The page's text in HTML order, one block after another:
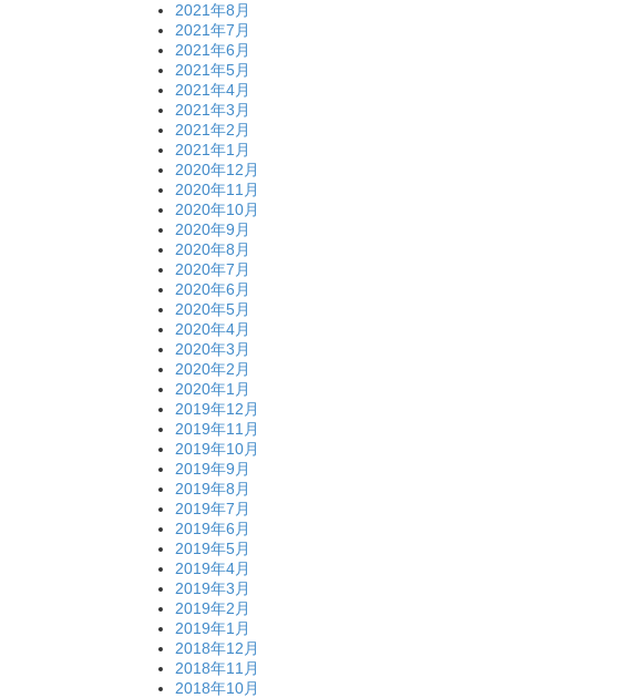
2021年8月
2021年7月
2021年6月
2021年5月
2021年4月
2021年3月
2021年2月
2021年1月
2020年12月
2020年11月
2020年10月
2020年9月
2020年8月
2020年7月
2020年6月
2020年5月
2020年4月
2020年3月
2020年2月
2020年1月
2019年12月
2019年11月
2019年10月
2019年9月
2019年8月
2019年7月
2019年6月
2019年5月
2019年4月
2019年3月
2019年2月
2019年1月
2018年12月
2018年11月
2018年10月